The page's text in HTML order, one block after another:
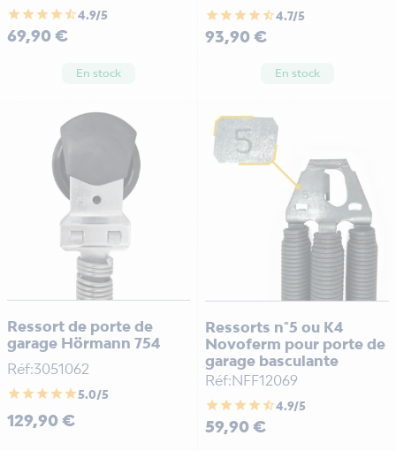
star star star star star_half4.9/5
Prix
69,90 €
En stock
star star star star star_half4.7/5
Prix
93,90 €
En stock
Ressort de porte de
garage Hörmann 754
Réf:3051062
star star star star star5.0/5
Prix
129,90 €
Ressorts n°5 ou K4
Novoferm pour porte de
garage basculante
Réf:NFF12069
star star star star star_half4.9/5
Prix
59,90 €